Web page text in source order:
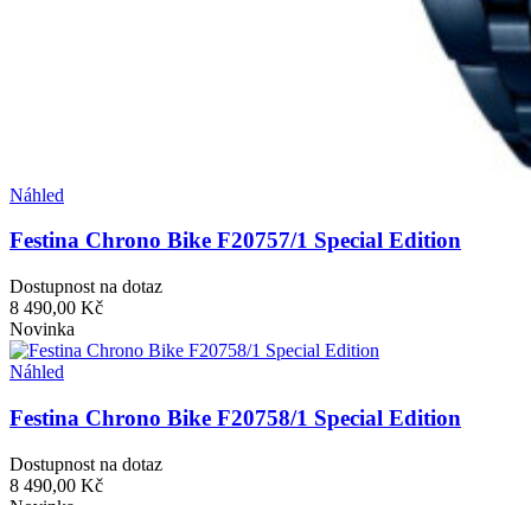
Náhled
Festina Chrono Bike F20757/1 Special Edition
Dostupnost na dotaz
8 490,00 Kč
Novinka
Náhled
Festina Chrono Bike F20758/1 Special Edition
Dostupnost na dotaz
8 490,00 Kč